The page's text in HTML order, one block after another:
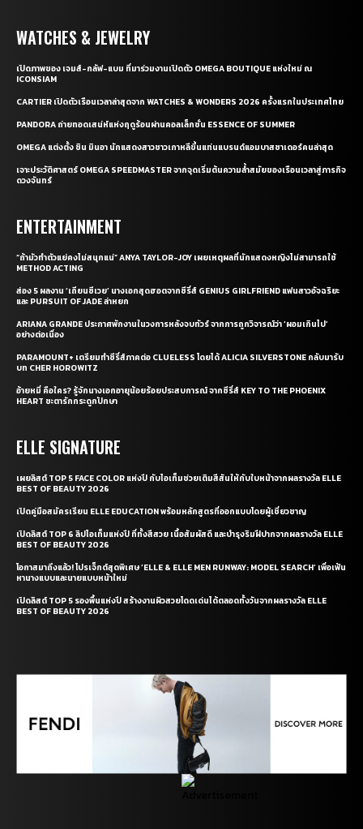
WATCHES & JEWELRY
เปิดภาพของ เจมส์-กลัฟ-แบม ที่มาร่วมงานเปิดตัว OMEGA BOUTIQUE แห่งใหม่ ณ
ICONSIAM
CARTIER เปิดตัวเรือนเวลาล่าสุดจาก WATCHES & WONDERS 2026 ครั้งแรกในประเทศไทย
PANDORA ถ่ายทอดเสน่ห์แห่งฤดูร้อนผ่านคอลเล็กชั่น ESSENCE OF SUMMER
OMEGA แต่งตั้ง ชิน มินอา นักแสดงสาวชาวเกาหลีขึ้นแท่นแบรนด์แอมบาสซาเดอร์คนล่าสุด
เจาะประวัติศาสตร์ OMEGA SPEEDMASTER จากจุดเริ่มต้นความล้ำสมัยของเรือนเวลาสู่ภารกิจ
ดวงจันทร์
ENTERTAINMENT
“ถ้ามัวทำตัวแย่คงไม่สนุกแน่” ANYA TAYLOR-JOY เผยเหตุผลที่นักแสดงหญิงไม่สามารถใช้
METHOD ACTING
ส่อง 5 ผลงาน ‘เถียนซีเวย’ นางเอกสุดฮอตจากซีรี่ส์ GENIUS GIRLFRIEND แฟนสาวอัจฉริยะ
และ PURSUIT OF JADE ล่าหยก
ARIANA GRANDE ประกาศพักงานในวงการหลังจบทัวร์ จากการถูกวิจารณ์ว่า ‘ผอมเกินไป’
อย่างต่อเนื่อง
PARAMOUNT+ เตรียมทำซีรี่ส์ภาคต่อ CLUELESS โดยได้ ALICIA SILVERSTONE กลับมารับ
บท CHER HOROWITZ
อ้ายหมี่ คือใคร? รู้จักนางเอกอายุน้อยร้อยประสบการณ์ จากซีรี่ส์ KEY TO THE PHOENIX
HEART ชะตารักกระดูกปักษา
ELLE SIGNATURE
เผยลิสต์ TOP 5 FACE COLOR แห่งปี กับไอเท็มช่วยเติมสีสันให้กับใบหน้าจากผลรางวัล ELLE
BEST OF BEAUTY 2026
เปิดคู่มือสมัครเรียน ELLE EDUCATION พร้อมหลักสูตรที่ออกแบบโดยผู้เชี่ยวชาญ
เปิดลิสต์ TOP 6 ลิปไอเท็มแห่งปี ที่ทั้งสีสวย เนื้อสัมผัสดี และบำรุงริมฝีปากจากผลรางวัล ELLE
BEST OF BEAUTY 2026
โอกาสมาถึงแล้ว! โปรเจ็กต์สุดพิเศษ ‘ELLE & ELLE MEN RUNWAY: MODEL SEARCH’ เพื่อเฟ้น
หานางแบบและนายแบบหน้าใหม่
เปิดลิสต์ TOP 5 รองพื้นแห่งปี สร้างงานผิวสวยโดดเด่นได้ตลอดทั้งวันจากผลรางวัล ELLE
BEST OF BEAUTY 2026